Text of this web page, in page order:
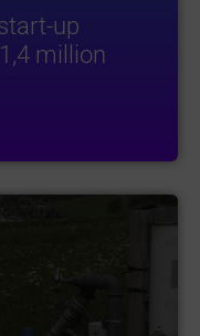
up
million